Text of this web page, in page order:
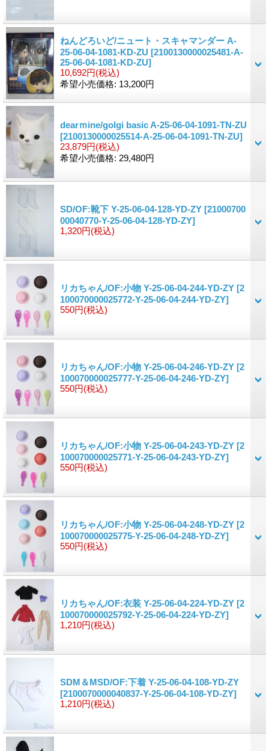
ねんどろいど/ニュート・スキャマンダー A-
25-06-04-1081-KD-ZU [2100130000025481-A-
25-06-04-1081-KD-ZU]
10,692円(税込)
希望小売価格: 13,200円
dearｍine/golgi basic A-25-06-04-1091-TN-ZU
[2100130000025514-A-25-06-04-1091-TN-ZU]
23,879円(税込)
希望小売価格: 29,480円
SD/OF:靴下 Y-25-06-04-128-YD-ZY [21000700
00040770-Y-25-06-04-128-YD-ZY]
1,320円(税込)
リカちゃん/OF:小物 Y-25-06-04-244-YD-ZY [2
100070000025772-Y-25-06-04-244-YD-ZY]
550円(税込)
リカちゃん/OF:小物 Y-25-06-04-246-YD-ZY [2
100070000025777-Y-25-06-04-246-YD-ZY]
550円(税込)
リカちゃん/OF:小物 Y-25-06-04-243-YD-ZY [2
100070000025771-Y-25-06-04-243-YD-ZY]
550円(税込)
リカちゃん/OF:小物 Y-25-06-04-248-YD-ZY [2
100070000025775-Y-25-06-04-248-YD-ZY]
550円(税込)
リカちゃん/OF:衣装 Y-25-06-04-224-YD-ZY [2
100070000025792-Y-25-06-04-224-YD-ZY]
1,210円(税込)
SDM＆MSD/OF:下着 Y-25-06-04-108-YD-ZY
[2100070000040837-Y-25-06-04-108-YD-ZY]
1,210円(税込)